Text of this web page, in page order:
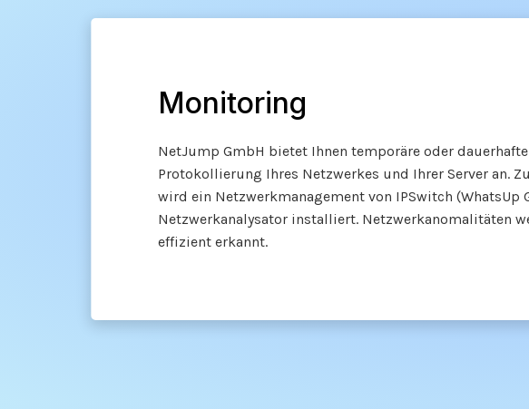
Monitoring
NetJump GmbH bietet Ihnen temporäre oder
Protokollierung Ihres Netzwerkes und Ihrer Server an.
wird ein Netzwerkmanagement von IPSwitch (WhatsUp
Netzwerkanalysator installiert. Netzwerkanomalitäten
effizient erkannt.